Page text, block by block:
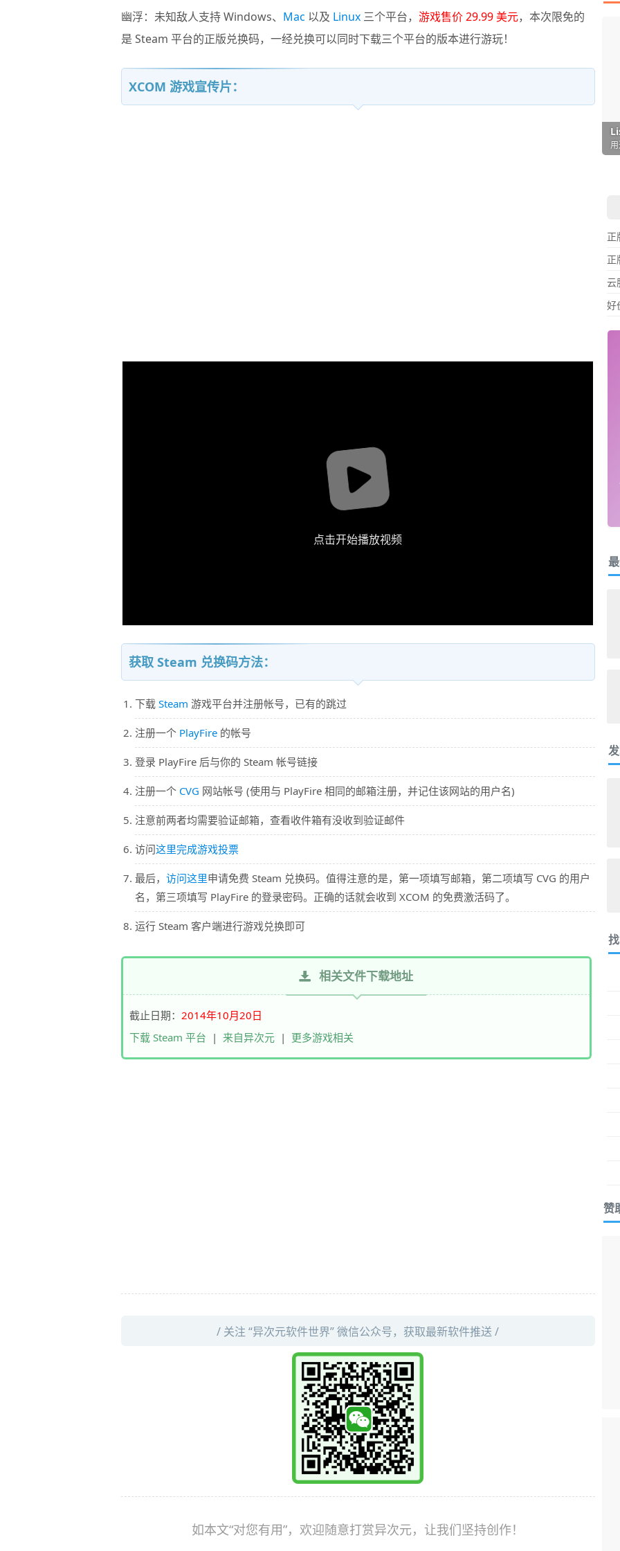
幽浮：未知敌人支持 Windows、 Mac 以及 Linux三个平台， 游戏售价 29.99 美元，本次限免的
是 Steam 平台的正版兑换码，一经兑换可以同时下载三个平台的版本进行游玩！
XCOM 游戏宣传片：
点击开始播放视频
获取 Steam 兑换码方法：
下载 Steam 游戏平台并注册帐号，已有的跳过
注册一个 PlayFire的帐号
登录 PlayFire 后与你的 Steam 帐号链接
注册一个 CVG 网站帐号 (使用与 PlayFire 相同的邮箱注册，并记住该网站的用户名)
注意前两者均需要验证邮箱，查看收件箱有没收到验证邮件
访问这里完成游戏投票
最后， 访问这里申请免费 Steam 兑换码。值得注意的是，第一项填写邮箱，第二项填写 CVG 的用户
名，第三项填写 PlayFire 的登录密码。正确的话就会收到 XCOM 的免费激活码了。
运行 Steam 客户端进行游戏兑换即可
相关文件下载地址
截止日期： 2014年10月20日
下载 Steam 平台 | 来自异次元| 更多游戏相关
/ 关注 “异次元软件世界” 微信公众号，获取最新软件推送 /
如本文“对您有用”，欢迎随意打赏异次元，让我们坚持创作！
正
正
云
好
赞